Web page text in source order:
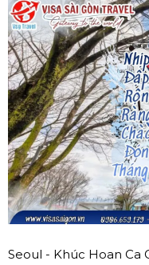
Seoul - Khúc Hoan Ca